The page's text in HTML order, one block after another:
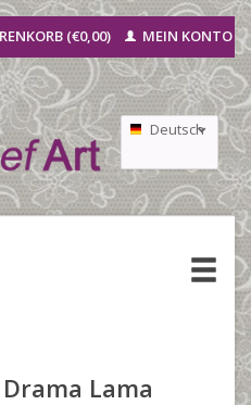
(€0,00) MEIN KONTO
Deutsch
Nederlands
Lama